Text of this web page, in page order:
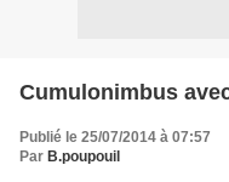
Cumulonimbus
Publié le 25/07/2014 à 07:57
Par B.poupouil